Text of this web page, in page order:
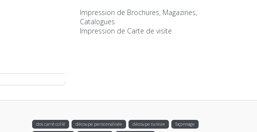
Impression de Brochures, Magazines,
Catalogues
Impression de Carte de visite
dos carré collé découpe personnalisée découpe tunisie
façonnage